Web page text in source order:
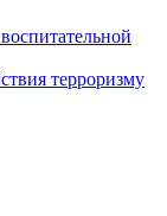
терроризму